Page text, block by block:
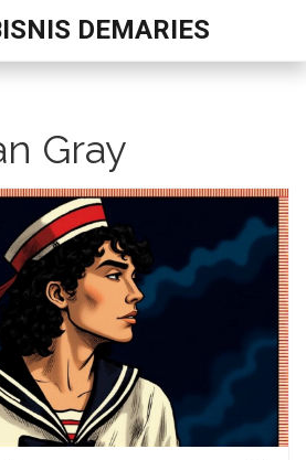
DEMARIES
Gray